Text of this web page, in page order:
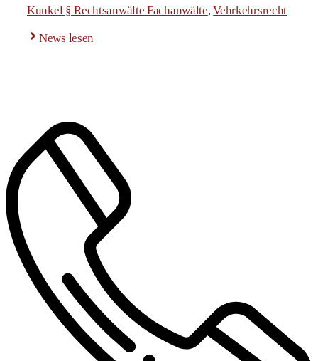
Kunkel § Rechtsanwälte Fachanwälte,Vehrkehrsrecht
News lesen